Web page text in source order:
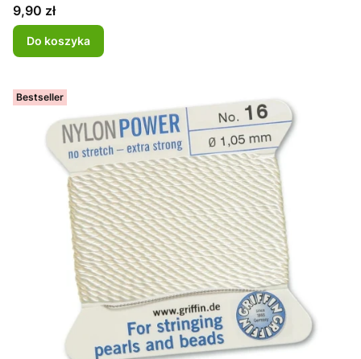
Cena
9,90 zł
Do koszyka
Bestseller